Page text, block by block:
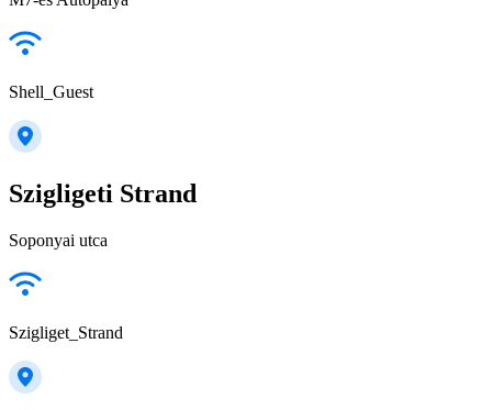
Shell_Guest
Szigligeti Strand
Soponyai utca
Szigliget_Strand